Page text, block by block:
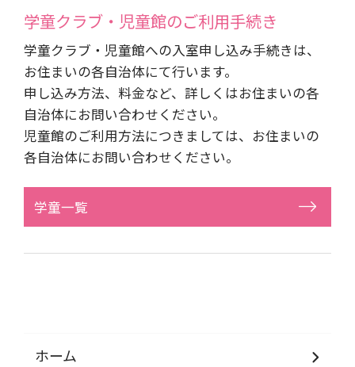
学童クラブ・児童館のご利用手続き
学童クラブ・児童館への入室申し込み手続きは、
お住まいの各自治体にて行います。
申し込み方法、料金など、詳しくはお住まいの各
自治体にお問い合わせください。
児童館のご利用方法につきましては、お住まいの
各自治体にお問い合わせください。
学童一覧
ホーム